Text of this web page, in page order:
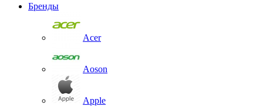
Бренды
Acer
Aoson
Apple